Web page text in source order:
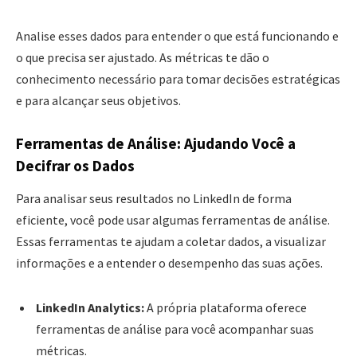
Analise esses dados para entender o que está funcionando e
o que precisa ser ajustado. As métricas te dão o
conhecimento necessário para tomar decisões estratégicas
e para alcançar seus objetivos.
Ferramentas de Análise: Ajudando Você a
Decifrar os Dados
Para analisar seus resultados no LinkedIn de forma
eficiente, você pode usar algumas ferramentas de análise.
Essas ferramentas te ajudam a coletar dados, a visualizar
informações e a entender o desempenho das suas ações.
LinkedIn Analytics:A própria plataforma oferece
ferramentas de análise para você acompanhar suas
métricas.